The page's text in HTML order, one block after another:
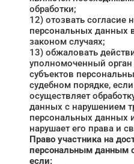
обработки;
12) отозвать согласие
персональных данных
законом случаях;
13) обжаловать
уполномоченный
субъектов
судебном порядке,
осуществляет
данных с нарушением
персональных данных
нарушает его права и
Право участника на
персональным данным
если: